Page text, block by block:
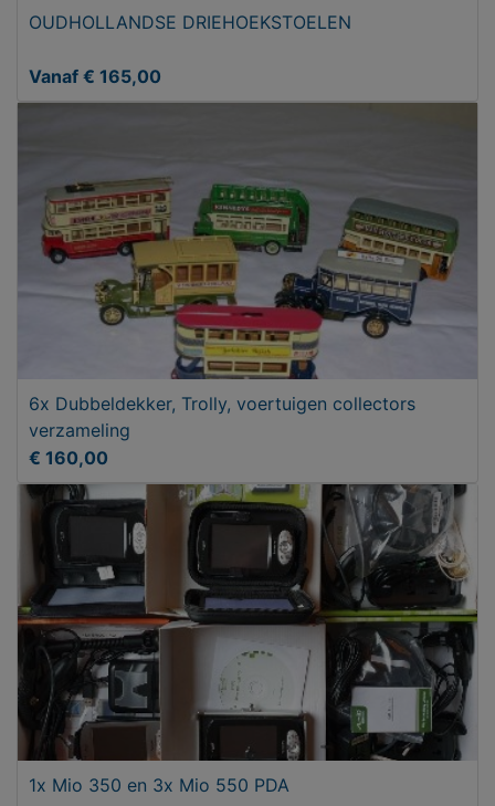
OUDHOLLANDSE DRIEHOEKSTOELEN
Vanaf € 165,00
6x Dubbeldekker, Trolly, voertuigen collectors
verzameling
€ 160,00
1x Mio 350 en 3x Mio 550 PDA